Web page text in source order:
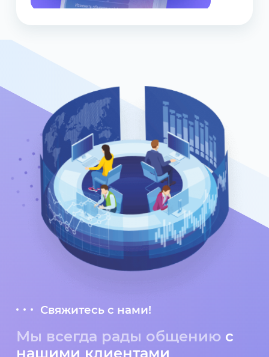
Свяжитесь с нами!
Мы всегда рады общению с
нашими клиентами